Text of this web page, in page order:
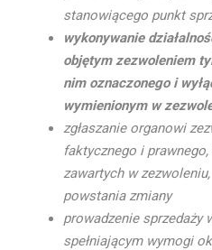
stanowiącego punkt
wykonywanie
objętym zezwoleniem
nim oznaczonego i
wymienionym w
zgłaszanie organowi
faktycznego i
zawartych w
powstania zmiany
prowadzenie sprzedaży
spełniającym wymogi